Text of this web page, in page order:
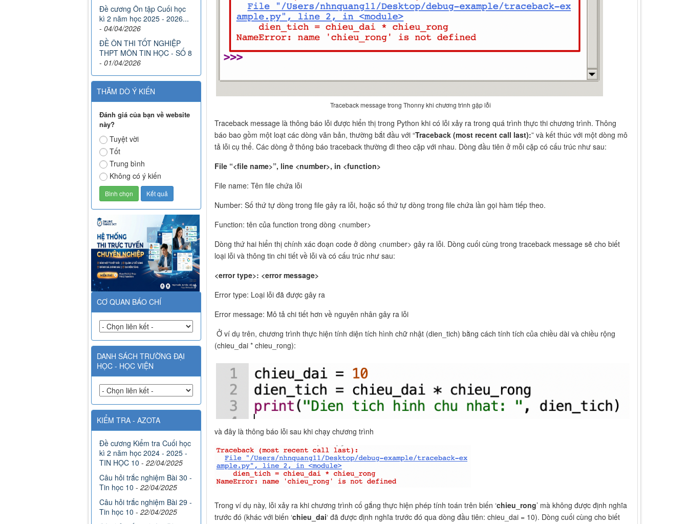
Traceback message trong Thonny khi chương trình gặp lỗi
Traceback message là thông báo lỗi được hiển thị trong Python khi có lỗi xảy ra trong quá trình thực thi chương trình. Thông
báo bao gồm một loạt các dòng văn bản, thường bắt đầu với “Traceback (most recent call last):” và kết thúc với một dòng mô
tả lỗi cụ thể. Các dòng ở thông báo traceback thường đi theo cặp với nhau. Dòng đầu tiên ở mỗi cặp có cấu trúc như sau:
File “<file name>”, line <number>, in <function>
File name: Tên file chứa lỗi
Number: Số thứ tự dòng trong file gây ra lỗi, hoặc số thứ tự dòng trong file chứa lần gọi hàm tiếp theo.
Function: tên của function trong dòng <number>
Dòng thứ hai hiển thị chính xác đoạn code ở dòng <number> gây ra lỗi. Dòng cuối cùng trong traceback message sẽ cho biết
loại lỗi và thông tin chi tiết về lỗi và có cấu trúc như sau:
<error type>: <error message>
Error type: Loại lỗi đã được gây ra
Error message: Mô tả chi tiết hơn về nguyên nhân gây ra lỗi
Ở ví dụ trên, chương trình thực hiện tính diện tích hình chữ nhật (dien_tich) bằng cách tính tích của chiều dài và chiều rộng
(chieu_dai * chieu_rong):
và đây là thông báo lỗi sau khi chạy chương trình
Trong ví dụ này, lỗi xảy ra khi chương trình cố gắng thực hiện phép tính toán trên biến ‘chieu_rong’ mà không được định nghĩa
trước đó (khác với biến ‘chieu_dai‘ đã được định nghĩa trước đó qua dòng đầu tiên: chieu_dai = 10). Dòng cuối cùng cho biết
Đề cương Ôn tập Cuối học
kì 2 năm học 2025 - 2026...
- 04/04/2026
ĐỀ ÔN THI TỐT NGHIỆP
THPT MÔN TIN HỌC - SỐ 8
- 01/04/2026
THĂM DÒ Ý KIẾN
Đánh giá của bạn về website
này?
Tuyệt vời
Tốt
Trung bình
Không có ý kiến
CƠ QUAN BÁO CHÍ
DANH SÁCH TRƯỜNG ĐẠI
HỌC - HỌC VIỆN
KIỂM TRA - AZOTA
Đề cương Kiểm tra Cuối học
kì 2 năm học 2024 - 2025 -
TIN HỌC 10 - 22/04/2025
Câu hỏi trắc nghiệm Bài 30 -
Tin học 10 - 22/04/2025
Câu hỏi trắc nghiệm Bài 29 -
Tin học 10 - 22/04/2025